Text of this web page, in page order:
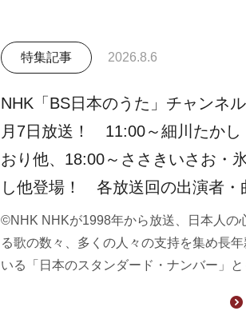
特集記事 2026.8.6
NHK「BS日本のうた」チャンネ
月7日放送！ 11:00～細川たかし
おり他、18:00～ささきいさお・
し他登場！ 各放送回の出演者・
©NHK NHKが1998年から放送、日本人の
る歌の数々、多くの人々の支持を集め長
いる「日本のスタンダード・ナンバー」